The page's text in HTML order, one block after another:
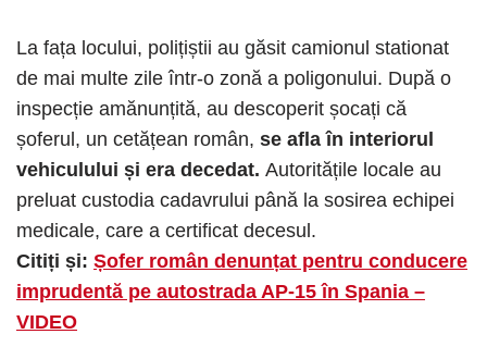
La fața locului, polițiștii au găsit camionul stationat
de mai multe zile într-o zonă a poligonului. După o
inspecție amănunțită, au descoperit șocați că
șoferul, un cetățean român, se afla în interiorul
vehiculului și era decedat. Autoritățile locale au
preluat custodia cadavrului până la sosirea echipei
medicale, care a certificat decesul.
Citiți și: Șofer român denunțat pentru conducere
imprudentă pe autostrada AP-15 în Spania –
VIDEO